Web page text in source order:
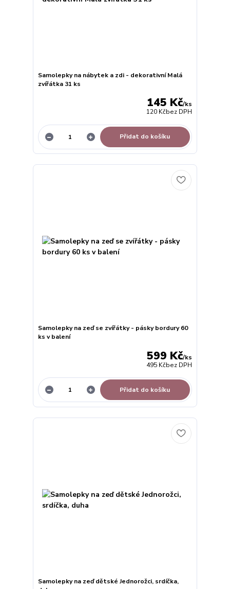
Samolepky na nábytek a zdi - dekorativní Malá
zvířátka 31 ks
145 Kč/ks
120 Kčbez DPH
Přidat do košíku
Samolepky na zeď se zvířátky - pásky bordury 60
ks v balení
599 Kč/ks
495 Kčbez DPH
Přidat do košíku
Samolepky na zeď dětské Jednorožci, srdíčka,